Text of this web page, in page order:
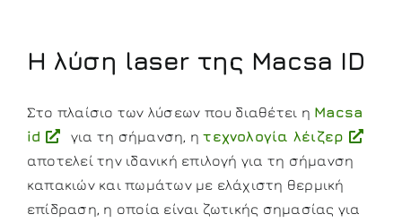
Η λύση laser της Macsa ID
Στο πλαίσιο των λύσεων που διαθέτει η Macsa
id
για τη σήμανση, ητεχνολογία λέιζερ
αποτελεί την ιδανική επιλογή για τη σήμανση
καπακιών και πωμάτων με ελάχιστη θερμική
επίδραση, η οποία είναι ζωτικής σημασίας για